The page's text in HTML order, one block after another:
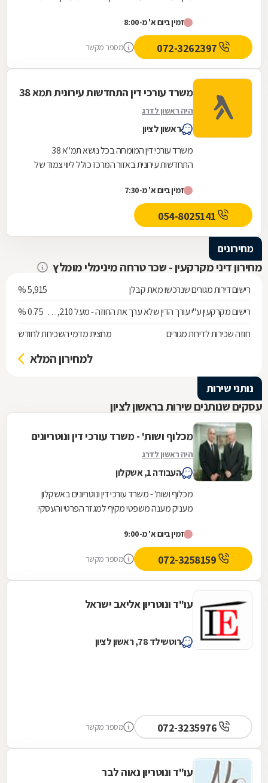
זמין ביום א' מ-8:00
מספר מקשר
משרד עורכי דין התחדשות עירונית תמא 38
היה ראשון לדרג
ראשון לציון
משרד עורכי דין המומחה בכל נושא תמ"א 38
התחדשות עירונית באזור המרכז כולל ליווי צמוד של
לקבלת...
זמין ביום א' מ-7:30
מחירונים
מחירון דיני מקרקעין - שכר טרחה מינימלי מומלץ
רישום דירות מגורים שנרכשו מאת קבלן
5,915 %
רישום מקרקעין ע"י עורך הדין שלא ערך את החוזה - מעל 538,210 ש"ח 0.75 %
חוזה שכירות לדירות מגורים
מחצית מדמי השכירות לחודש
למחירון המלא
נותני שירות
עסקים שנותנים שירות בראשון לציון
מכלוף ושות' - משרד עורכי דין ונוטריונים
היה ראשון לדרג
העבודה 1, אשקלון
מכלוף ושות' - משרד עורכי דין ונוטריונים באשקלון
מעניק מענה משפטי מקיף למגזר הפרטי והעסקי.
עם...זמין ביום א' מ-9:00
מספר מקשר
עו"ד ונוטריון אליאב ישראל
רוטשילד 78, ראשון לציון
מספר מקשר
עו"ד ונוטריון נאוה לבר